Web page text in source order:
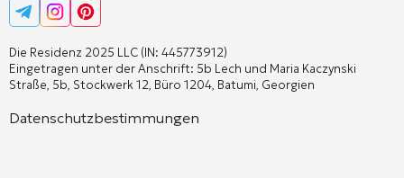
Die Residenz 2025 LLC (IN: 445773912)
Eingetragen unter der Anschrift: 5b Lech und Maria Kaczynski
Straße, 5b, Stockwerk 12, Büro 1204, Batumi, Georgien
Datenschutzbestimmungen